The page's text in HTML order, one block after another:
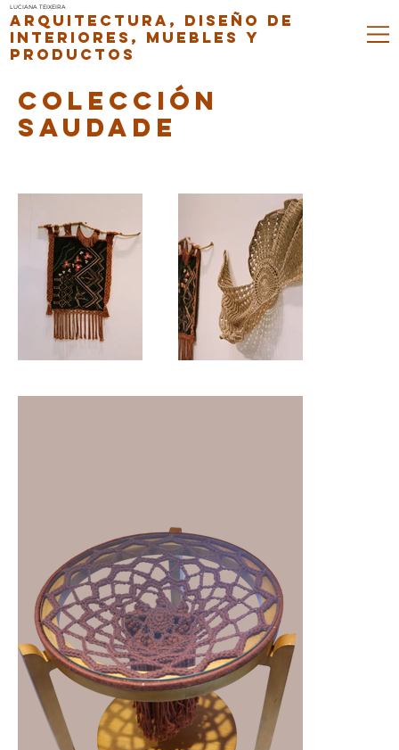
LUCIANA TEIXEIRA
ARQUITECTURA, DISEÑO DE
INTERIORES, MUEBLES Y
PRODUCTOS
COLECCIÓN
SAUDADE